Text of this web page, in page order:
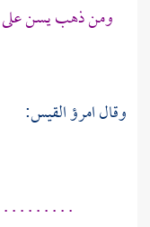
ومن ذهب يسن
وقالامرؤ القيس:
. . . . . . . .